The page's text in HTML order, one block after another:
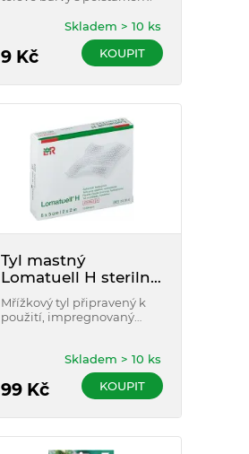
9Kč
Skladem > 10 ks
KOUPIT
Tyl mastný
Lomatuell H sterilní
5x5cm 10 ks
Mřížkový tyl připravený k
použití, impregnovaný
pergaminem, k šetrnému
ošetření povrchových ran.
99Kč
Skladem > 10 ks
KOUPIT